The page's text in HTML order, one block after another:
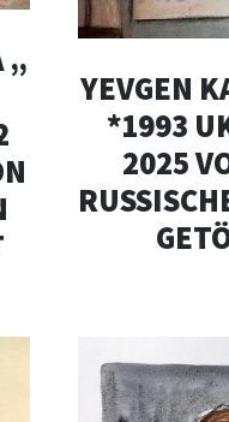
„
YEVGEN
*1993
2025